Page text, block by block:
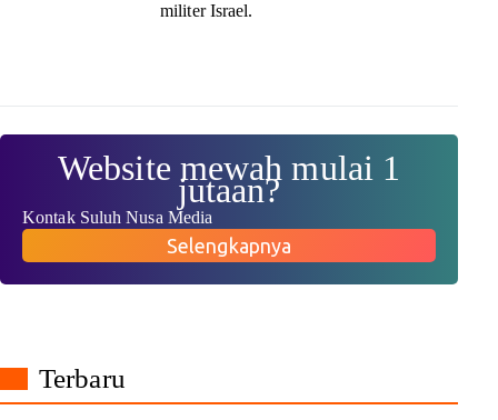
militer Israel.
Website mewah mulai 1
jutaan?
Kontak Suluh Nusa Media
Selengkapnya
Terbaru